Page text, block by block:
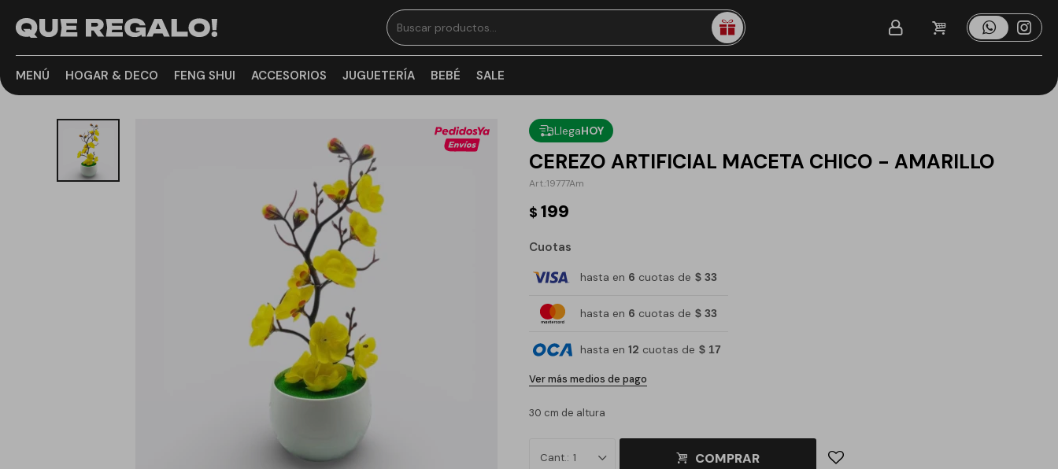
MENÚ HOGAR & DECO FENG SHUI ACCESORIOS JUGUETERÍA BEBÉ SALE
LlegaHOY
CEREZO ARTIFICIAL MACETA CHICO - AMARILLO
19777Am
$ 199
Cuotas
hasta en 6 cuotas de $ 33
hasta en 6 cuotas de $ 33
hasta en 12 cuotas de $ 17
Ver más medios de pago
30 cm de altura
1 COMPRAR